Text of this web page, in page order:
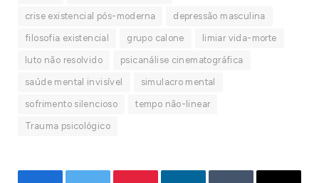
crise existencial pós-moderna depressão masculina
filosofia existencial grupo calone limiar vida-morte
luto não resolvido psicanálise cinematográfica
saúde mental invisível simulacro mental
sofrimento silencioso tempo não-linear
Trauma psicológico